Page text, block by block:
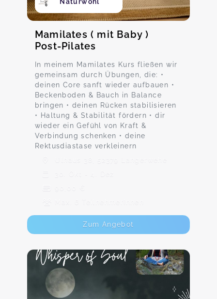
Mamilates ( mit Baby )
Post-Pilates
In meinem Mamilates Kurs fließen wir
gemeinsam durch Übungen, die: •
deinen Core sanft wieder aufbauen •
Beckenboden & Bauch in Balance
bringen • deinen Rücken stabilisieren
• Haltung & Stabilität fördern • dir
wieder ein Gefühl von Kraft &
Verbindung schenken • deine
Rektusdiastase verkleinern
Ulhaus 38, 52379 Langerwehe
30. Okt - 4. Dez
90,00 €
Max. 6 TeilnehmerInnen
Zum Angebot